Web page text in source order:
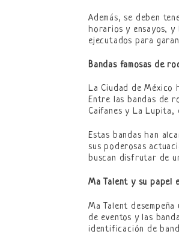
Además, se deben
horarios y ensayos, y
ejecutados para
Bandas famosas de
La Ciudad de México
Entre las bandas de
Caifanes y La Lupita,
Estas bandas han
sus poderosas
buscan disfrutar de
Ma Talent y su papel
Ma Talent
de eventos y las
identificación de